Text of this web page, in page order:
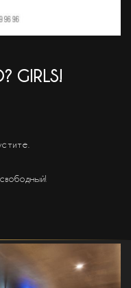
GIRLS!